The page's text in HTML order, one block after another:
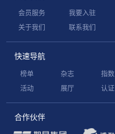
会员服务 我要入驻
关于我们
联系我们
快速导航
榜单 杂志 指数
活动
展厅 认证
合作伙伴